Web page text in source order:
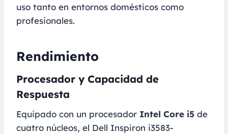
uso tanto en entornos domésticos como
profesionales.
Rendimiento
Procesador y Capacidad de
Respuesta
Equipado con un procesador Intel Core i5 de
cuatro núcleos, el Dell Inspiron i3583-